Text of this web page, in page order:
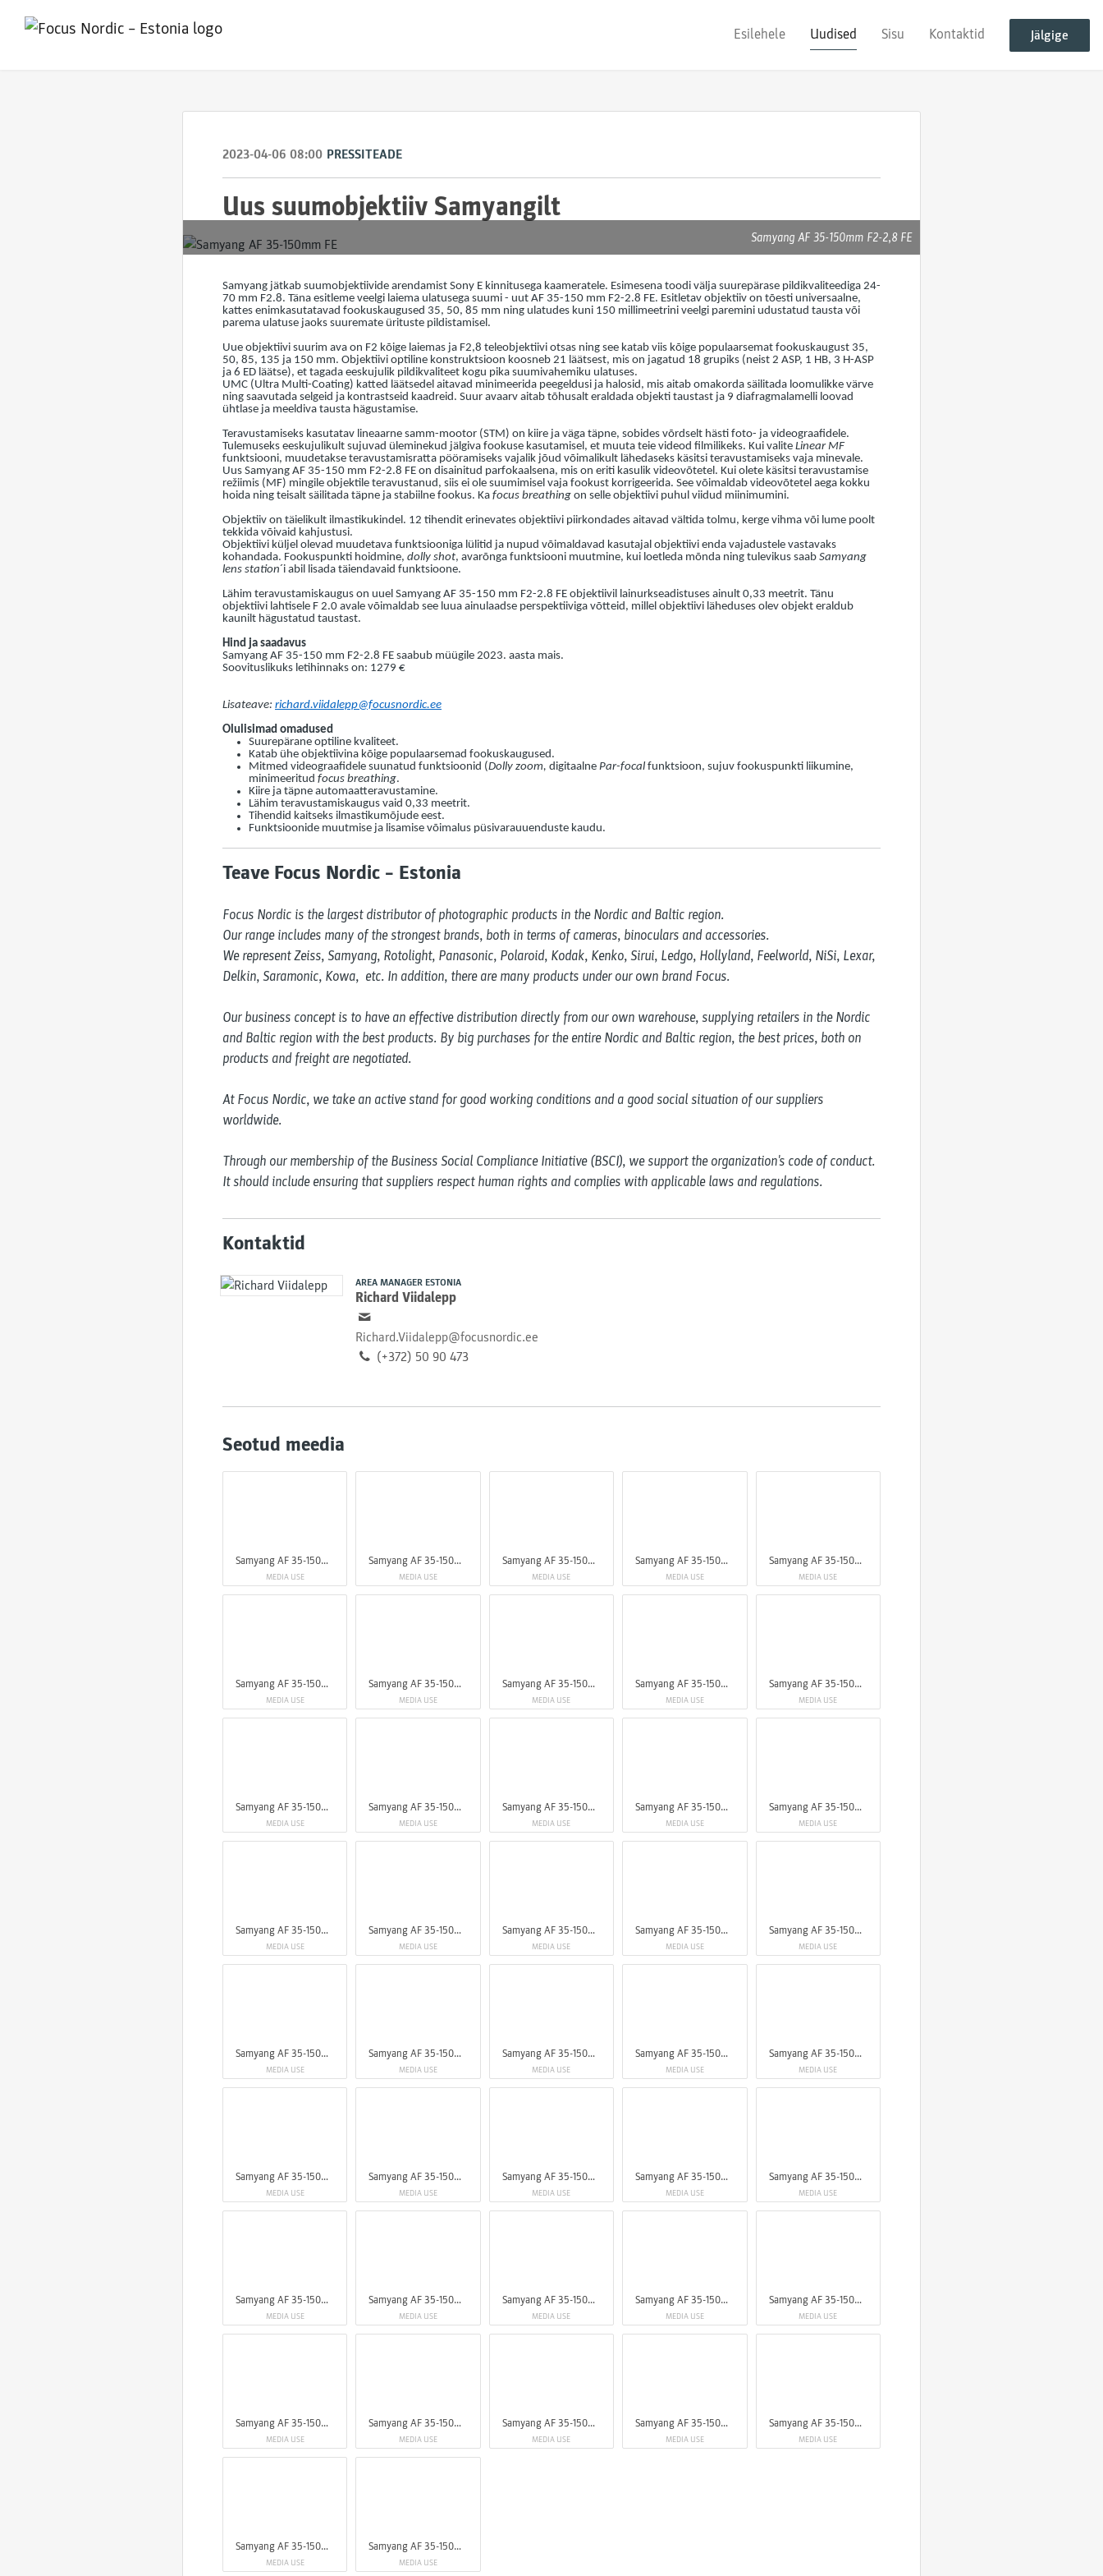
Esilehele Uudised Sisu Kontaktid Jälgige
2023-04-06 08:00 PRESSITEADE
Uus suumobjektiiv Samyangilt
Samyang AF 35-150mm F2-2,8 FE
Samyang jätkab suumobjektiivide arendamist Sony E kinnitusega kaameratele. Esimesena toodi välja suurepärase pildikvaliteediga 24-
70 mm F2.8. Täna esitleme veelgi laiema ulatusega suumi - uut AF 35-150 mm F2-2.8 FE. Esitletav objektiiv on tõesti universaalne,
kattes enimkasutatavad fookuskaugused 35, 50, 85 mm ning ulatudes kuni 150 millimeetrini veelgi paremini udustatud tausta või
parema ulatuse jaoks suuremate ürituste pildistamisel.
Uue objektiivi suurim ava on F2 kõige laiemas ja F2,8 teleobjektiivi otsas ning see katab viis kõige populaarsemat fookuskaugust 35,
50, 85, 135 ja 150 mm. Objektiivi optiline konstruktsioon koosneb 21 läätsest, mis on jagatud 18 grupiks (neist 2 ASP, 1 HB, 3 H-ASP
ja 6 ED läätse), et tagada eeskujulik pildikvaliteet kogu pika suumivahemiku ulatuses.
UMC (Ultra Multi-Coating) katted läätsedel aitavad minimeerida peegeldusi ja halosid, mis aitab omakorda säilitada loomulikke värve
ning saavutada selgeid ja kontrastseid kaadreid. Suur avaarv aitab tõhusalt eraldada objekti taustast ja 9 diafragmalamelli loovad
ühtlase ja meeldiva tausta hägustamise.
Teravustamiseks kasutatav lineaarne samm-mootor (STM) on kiire ja väga täpne, sobides võrdselt hästi foto- ja videograafidele.
Tulemuseks eeskujulikult sujuvad üleminekud jälgiva fookuse kasutamisel, et muuta teie videod filmilikeks. Kui valite Linear MF
funktsiooni, muudetakse teravustamisratta pööramiseks vajalik jõud võimalikult lähedaseks käsitsi teravustamiseks vaja minevale.
Uus Samyang AF 35-150 mm F2-2.8 FE on disainitud parfokaalsena, mis on eriti kasulik videovõtetel. Kui olete käsitsi teravustamise
režiimis (MF) mingile objektile teravustanud, siis ei ole suumimisel vaja fookust korrigeerida. See võimaldab videovõtetel aega kokku
hoida ning teisalt säilitada täpne ja stabiilne fookus. Ka focus breathing on selle objektiivi puhul viidud miinimumini.
Objektiiv on täielikult ilmastikukindel. 12 tihendit erinevates objektiivi piirkondades aitavad vältida tolmu, kerge vihma või lume poolt
tekkida võivaid kahjustusi.
Objektiivi küljel olevad muudetava funktsiooniga lülitid ja nupud võimaldavad kasutajal objektiivi enda vajadustele vastavaks
kohandada. Fookuspunkti hoidmine, dolly shot, avarõnga funktsiooni muutmine, kui loetleda mõnda ning tulevikus saab Samyang
lens station´i abil lisada täiendavaid funktsioone.
Lähim teravustamiskaugus on uuel Samyang AF 35-150 mm F2-2.8 FE objektiivil lainurkseadistuses ainult 0,33 meetrit. Tänu
objektiivi lahtisele F 2.0 avale võimaldab see luua ainulaadse perspektiiviga võtteid, millel objektiivi läheduses olev objekt eraldub
kaunilt hägustatud taustast.
Hind ja saadavus
Samyang AF 35-150 mm F2-2.8 FE saabub müügile 2023. aasta mais.
Soovituslikuks letihinnaks on: 1279 €
Lisateave: richard.viidalepp@focusnordic.ee
Olulisimad omadused
Suurepärane optiline kvaliteet.
Katab ühe objektiivina kõige populaarsemad fookuskaugused.
Mitmed videograafidele suunatud funktsioonid (Dolly zoom, digitaalne Par-focal funktsioon, sujuv fookuspunkti liikumine,
minimeeritud focus breathing.
Kiire ja täpne automaatteravustamine.
Lähim teravustamiskaugus vaid 0,33 meetrit.
Tihendid kaitseks ilmastikumõjude eest.
Funktsioonide muutmise ja lisamise võimalus püsivarauuenduste kaudu.
Teave Focus Nordic – Estonia
Focus Nordic is the largest distributor of photographic products in the Nordic and Baltic region.
Our range includes many of the strongest brands, both in terms of cameras, binoculars and accessories.
We represent Zeiss, Samyang, Rotolight, Panasonic, Polaroid, Kodak, Kenko, Sirui, Ledgo, Hollyland, Feelworld, NiSi, Lexar,
Delkin, Saramonic, Kowa,  etc. In addition, there are many products under our own brand Focus.
Our business concept is to have an effective distribution directly from our own warehouse, supplying retailers in the Nordic
and Baltic region with the best products. By big purchases for the entire Nordic and Baltic region, the best prices, both on
products and freight are negotiated.
At Focus Nordic, we take an active stand for good working conditions and a good social situation of our suppliers
worldwide.
Through our membership of the Business Social Compliance Initiative (BSCI), we support the organization's code of conduct.
It should include ensuring that suppliers respect human rights and complies with applicable laws and regulations.
Kontaktid
AREA MANAGER ESTONIA
Richard Viidalepp
Richard.Viidalepp@focusnordic.ee
(+372) 50 90 473
Seotud meedia
Samyang AF 35-150mm F2-2,8 FE
MEDIA USE
Samyang AF 35-150mm F2-2.8 FE
MEDIA USE
Samyang AF 35-150mm F2-2.8 FE
MEDIA USE
Samyang AF 35-150mm F2-2.8 FE
MEDIA USE
Samyang AF 35-150mm F2-2.8 FE
MEDIA USE
Samyang AF 35-150mm F2-2.8 FE
MEDIA USE
Samyang AF 35-150mm F2-2.8 FE
MEDIA USE
Samyang AF 35-150mm F2-2.8 FE
MEDIA USE
Samyang AF 35-150mm F2-2.8 FE
MEDIA USE
Samyang AF 35-150mm F2-2.8 FE
MEDIA USE
Samyang AF 35-150mm F2-2.8 FE
MEDIA USE
Samyang AF 35-150mm F2-2.8 FE
MEDIA USE
Samyang AF 35-150mm F2-2.8 FE
MEDIA USE
Samyang AF 35-150mm F2-2.8 FE
MEDIA USE
Samyang AF 35-150mm F2-2.8 FE
MEDIA USE
Samyang AF 35-150mm F2-2.8 FE
MEDIA USE
Samyang AF 35-150mm F2-2.8 FE
MEDIA USE
Samyang AF 35-150mm F2-2.8 FE
MEDIA USE
Samyang AF 35-150mm F2-2.8 FE
MEDIA USE
Samyang AF 35-150mm F2-2.8 FE
MEDIA USE
Samyang AF 35-150mm F2-2.8 FE
MEDIA USE
Samyang AF 35-150mm F2-2.8 FE
MEDIA USE
Samyang AF 35-150mm F2-2.8 FE
MEDIA USE
Samyang AF 35-150mm F2-2.8 FE
MEDIA USE
Samyang AF 35-150mm F2-2.8 FE
MEDIA USE
Samyang AF 35-150mm F2-2.8 FE
MEDIA USE
Samyang AF 35-150mm F2-2.8 FE
MEDIA USE
Samyang AF 35-150mm F2-2.8 FE
MEDIA USE
Samyang AF 35-150mm F2-2.8 FE
MEDIA USE
Samyang AF 35-150mm F2-2.8 FE
MEDIA USE
Samyang AF 35-150mm F2-2.8 FE
MEDIA USE
Samyang AF 35-150mm F2-2.8 FE
MEDIA USE
Samyang AF 35-150mm F2-2.8 FE
MEDIA USE
Samyang AF 35-150mm F2-2.8 FE
MEDIA USE
Samyang AF 35-150mm F2-2.8 FE
MEDIA USE
Samyang AF 35-150mm F2-2.8 FE
MEDIA USE
Samyang AF 35-150mm F2-2.8 FE
MEDIA USE
Samyang AF 35-150mm F2-2.8 FE
MEDIA USE
Samyang AF 35-150mm F2-2.8 FE
MEDIA USE
Samyang AF 35-150mm F2-2.8 FE
MEDIA USE
Samyang AF 35-150mm F2-2.8 FE
MEDIA USE
Samyang AF 35-150mm F2-2.8 FE
MEDIA USE